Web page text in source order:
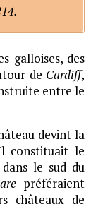
galloises, des
de Cardiff,
entre le
devint la
le
le sud du
préféraient
châteaux de